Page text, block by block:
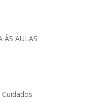
ÀS AULAS